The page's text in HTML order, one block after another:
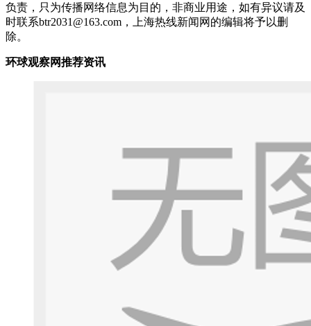
负责，只为传播网络信息为目的，非商业用途，如有异议请及
时联系btr2031@163.com，上海热线新闻网的编辑将予以删
除。
环球观察网推荐资讯